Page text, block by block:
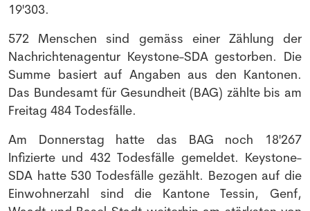
19'303.
572 Menschen sind gemäss einer Zählung der
Nachrichtenagentur Keystone-SDA gestorben. Die
Summe basiert auf Angaben aus den Kantonen.
Das Bundesamt für Gesundheit (BAG) zählte bis am
Freitag 484 Todesfälle.
Am Donnerstag hatte das BAG noch 18'267
Infizierte und 432 Todesfälle gemeldet. Keystone-
SDA hatte 530 Todesfälle gezählt. Bezogen auf die
Einwohnerzahl sind die Kantone Tessin, Genf,